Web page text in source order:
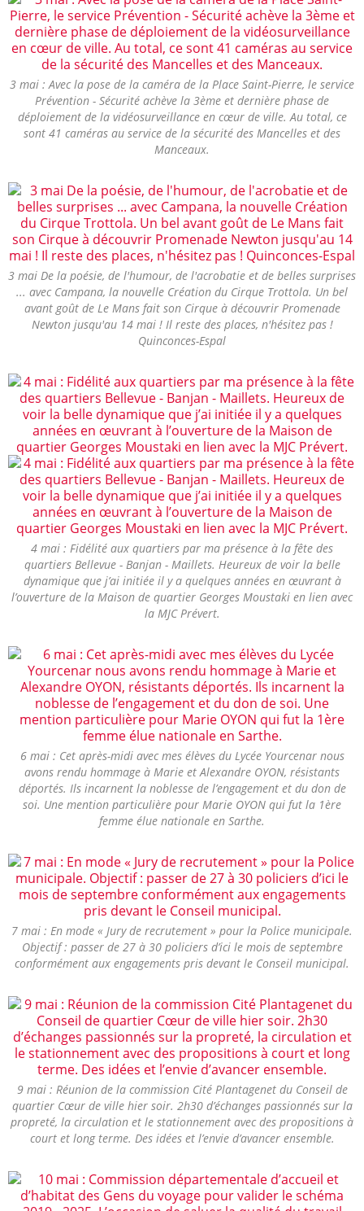
3 mai : Avec la pose de la caméra de la Place Saint-Pierre, le service
Prévention - Sécurité achève la 3ème et dernière phase de
déploiement de la vidéosurveillance en cœur de ville. Au total, ce
sont 41 caméras au service de la sécurité des Mancelles et des
Manceaux.
3 mai De la poésie, de l'humour, de l'acrobatie et de belles surprises
... avec Campana, la nouvelle Création du Cirque Trottola. Un bel
avant goût de Le Mans fait son Cirque à découvrir Promenade
Newton jusqu'au 14 mai ! Il reste des places, n'hésitez pas !
Quinconces-Espal
4 mai : Fidélité aux quartiers par ma présence à la fête des
quartiers Bellevue - Banjan - Maillets. Heureux de voir la belle
dynamique que j’ai initiée il y a quelques années en œuvrant à
l’ouverture de la Maison de quartier Georges Moustaki en lien avec
la MJC Prévert.
6 mai : Cet après-midi avec mes élèves du Lycée Yourcenar nous
avons rendu hommage à Marie et Alexandre OYON, résistants
déportés. Ils incarnent la noblesse de l’engagement et du don de
soi. Une mention particulière pour Marie OYON qui fut la 1ère
femme élue nationale en Sarthe.
7 mai : En mode « Jury de recrutement » pour la Police municipale.
Objectif : passer de 27 à 30 policiers d’ici le mois de septembre
conformément aux engagements pris devant le Conseil municipal.
9 mai : Réunion de la commission Cité Plantagenet du Conseil de
quartier Cœur de ville hier soir. 2h30 d’échanges passionnés sur la
propreté, la circulation et le stationnement avec des propositions à
court et long terme. Des idées et l’envie d’avancer ensemble.